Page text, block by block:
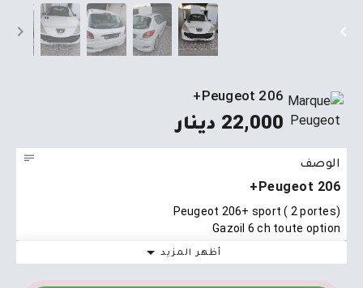
Peugeot 206+
22,000 دينار
الوصف
Peugeot 206+
Peugeot 206+ sport ( 2 portes)
Gazoil 6 ch toute option
أظهر المزيد